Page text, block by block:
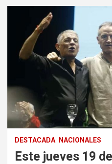
DESTACADA NACIONALES
Este jueves 19